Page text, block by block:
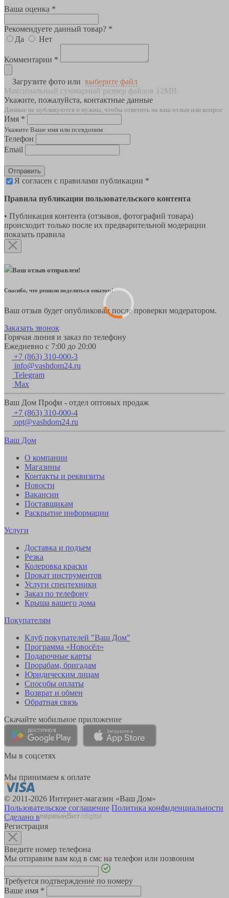
Ваша оценка *
Рекомендуете данный товар? *
Да
Нет
Комментарии *
Загрузите фото или выберите файл
Максимальный суммарный размер файлов 12MB
Укажите, пожалуйста, контактные данные
Данные не публикуются и нужны, чтобы ответить на ваш отзыв или вопрос
Имя *
Укажите Ваше имя или псевдоним
Телефон
Email
Отправить
Я согласен с правилами публикации *
Правила публикации пользовательского контента
• Публикация контента (отзывов, фотографий товара)
происходит только после их предварительной модерации
показать правила
Ваш отзыв отправлен!
Спасибо, что решили поделиться опытом!
Ваш отзыв будет опубликован после проверки модератором.
Заказать звонок
Горячая линия и заказ по телефону
Ежедневно с 7:00 до 20:00
+7 (863) 310-000-3
info@vashdom24.ru
Telegram
Max
Ваш Дом Профи - отдел оптовых продаж
+7 (863) 310-000-4
opt@vashdom24.ru
Ваш Дом
О компании
Магазины
Контакты и реквизиты
Новости
Вакансии
Поставщикам
Раскрытие информации
Услуги
Доставка и подъем
Резка
Колеровка краски
Прокат инструментов
Услуги спецтехники
Заказ по телефону
Крыша вашего дома
Покупателям
Клуб покупателей "Ваш Дом"
Программа «Новосёл»
Подарочные карты
Прорабам, бригадам
Юридическим лицам
Способы оплаты
Возврат и обмен
Обратная связь
Скачайте мобильное приложение
Мы в соцсетях
Мы принимаем к оплате
© 2011-2026 Интернет-магазин «Ваш Дом»
Пользовательское соглашение Политика конфиденциальности
Сделано в
Регистрация
Введите номер телефона
Мы отправим вам код в смс на телефон или позвоним
Требуется подтверждение по номеру
Ваше имя *